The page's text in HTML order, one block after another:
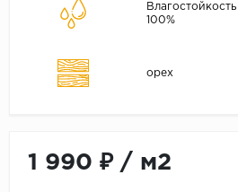
Влагостойкость
100%
орех
1 990 ₽/ м2